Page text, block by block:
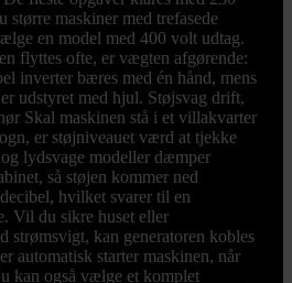
større maskiner med trefasede
en model med 400 volt udtag.
flyttes ofte, er vægten afgørende:
inverter bæres med én hånd, mens
udstyret med hjul. Støjsvag drift,
Skal maskinen stå i et villakvarter
er støjniveauet værd at tjekke
lydsvage modeller dæmper
så støjen kommer ned
hvilket svarer til en
Vil du sikre huset eller
strømsvigt, kan generatoren kobles
automatisk starter maskinen, når
kan også vælge et komplet